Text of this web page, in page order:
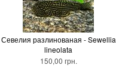
Севелия разлинованая - Sewellia
lineolata
150,00 грн.